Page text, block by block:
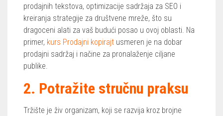
prodajnih tekstova, optimizacije sadržaja za SEO i
kreiranja strategije za društvene mreže, što su
dragoceni alati za vaš budući posao u ovoj oblasti. Na
primer, kurs Prodajni kopirajt usmeren je na dobar
prodajni sadržaj i načine za pronalaženje ciljane
publike.
2. Potražite stručnu praksu
Tržište je živ organizam, koji se razvija kroz brojne